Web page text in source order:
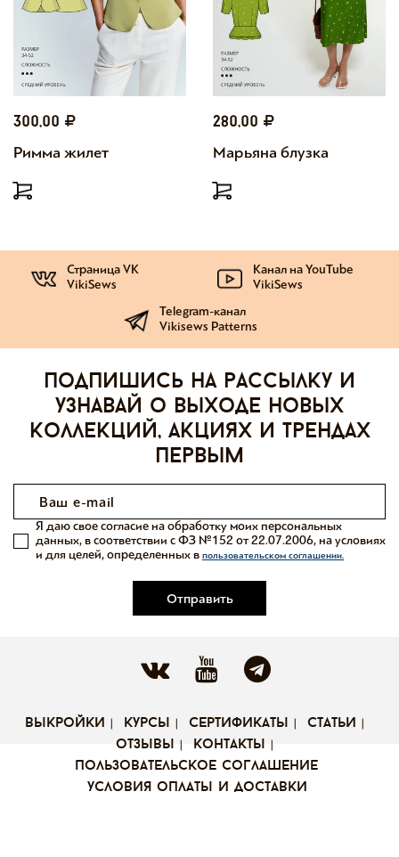
300,00
Римма жилет
280,00
Марьяна блузка
Страница VK
VikiSews
Канал на YouTube
VikiSews
Telegram-канал
Vikisews Patterns
Подпишись на рассылку и
узнавай о выходе новых
коллекций, акциях и трендах
первым
Отправить
Я даю свое согласие на обработку моих персональных
данных, в соответствии с ФЗ №152 от 22.07.2006, на условиях
и для целей, определенных в пользовательском соглашении.
выкройки курсы сертификаты
статьи
отзывы
контакты
пользовательское соглашение
условия оплаты и доставки